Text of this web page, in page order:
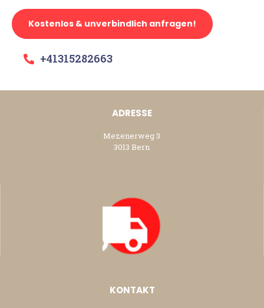
Kostenlos & unverbindlich anfragen!
+41315282663
ADRESSE
Mezenerweg 3
3013 Bern
KONTAKT